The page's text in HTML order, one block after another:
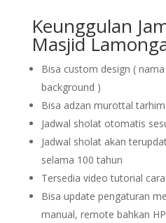
Keunggulan
Masjid
Bisa custom design (
background )
Bisa adzan murottal tarhim
Jadwal sholat otomatis
Jadwal sholat akan
selama 100 tahun
Tersedia video tutorial
Bisa update pengaturan
manual, remote bahkan